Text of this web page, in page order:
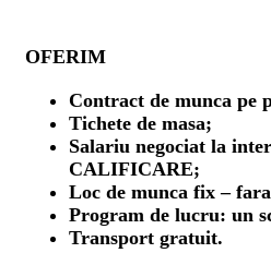
OFERIM
Contract de munca pe
Tichete de masa;
Salariu negociat la
CALIFICARE;
Loc de munca fix –
Program de lucru: un
Transport gratuit.